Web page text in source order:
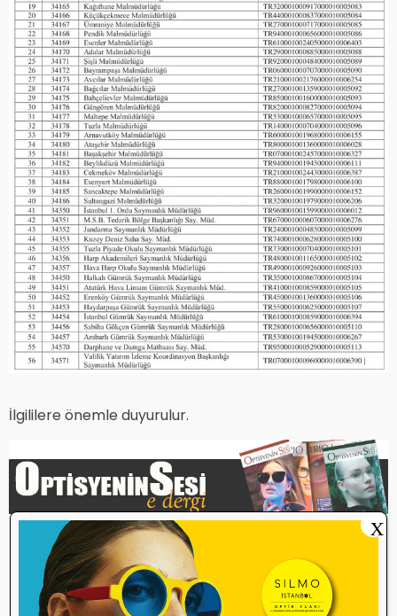
İlgililere önemle duyurulur.
Etiketler
Çalışma Belgesi
Optisyenlik Diploma
Personel çalışma belgesi
ruhsat
X